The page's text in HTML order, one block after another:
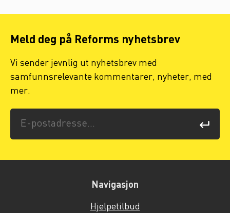
Meld deg på Reforms nyhetsbrev
Vi sender jevnlig ut nyhetsbrev med
samfunnsrelevante kommentarer, nyheter, med
mer.
Navigasjon
Hjelpetilbud